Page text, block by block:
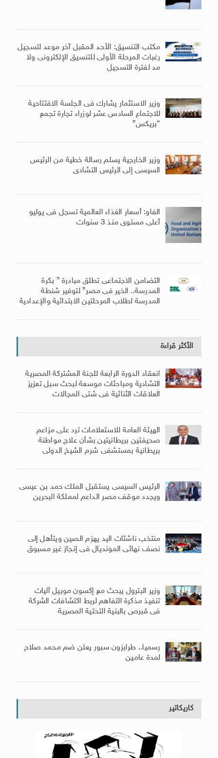
مكتب التنسيق: الأحد المقبل آخر موعد لتسجيل
رغبات المرحلة الأولى للتنسيق الإلكترونى ولا
مد لفترة التسجيل
وزير الاستثمار يشارك فى الجلسة الافتتاحية
للاجتماع السادس عشر لوزراء تجارة تجمع
“بريكس”
وزير الخارجية يسلم رسالة خطية من الرئيس
السيسى إلى الرئيس التشادى
الفاو: أسعار الغذاء العالمية تسجل فى يوليو
أعلى مستوى منذ 3 سنوات
التضامن الاجتماعى تطلق مبادرة ” بكرة
المدرسة.. الخير فى مصر” لتوفير شنطة
المدرسة لطلاب المرحلتين الابتدائية والإعدادية
الأكثر قراءة
انعقاد الدورة الرابعة للجنة المشتركة المصرية
التشادية ومباحثات موسعة لبحث سبل تعزيز
العلاقات الثنائية فى شتى المجالات
الهيئة العامة للاستعلامات ترد على مزاعم
صحيفتين بريطانيتين بشأن علاج مواطنة
بريطانية بمستشفى شرم الشيخ الدولى
الرئيس السيسى يستقبل الملك حمد بن عيسى
ويجدد موقف مصر الداعم لمملكة البحرين
منتخب ناشئات اليد يهزم الصين ويتأهل إلى
نصف نهائى المونديال فى إنجاز غير مسبوق
وزير البترول يبحث مع إكسون موبيل آليات
تنفيذ مذكرة التفاهم لربط اكتشافات الشركة
فى قبرص بالبنية التحتية المصرية
رسميا.. طرابزون سبور يعلن ضم محمد صلاح
لمدة عامين
كاريكاتير